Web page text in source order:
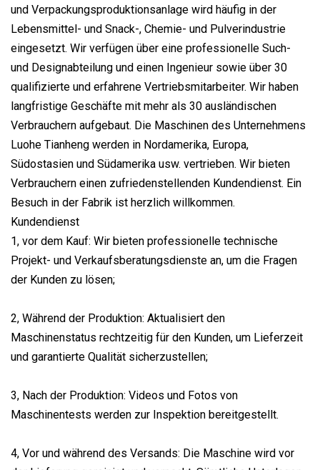
und Verpackungsproduktionsanlage wird häufig in der
Lebensmittel- und Snack-, Chemie- und Pulverindustrie
eingesetzt. Wir verfügen über eine professionelle Such-
und Designabteilung und einen Ingenieur sowie über 30
qualifizierte und erfahrene Vertriebsmitarbeiter. Wir haben
langfristige Geschäfte mit mehr als 30 ausländischen
Verbrauchern aufgebaut. Die Maschinen des Unternehmens
Luohe Tianheng werden in Nordamerika, Europa,
Südostasien und Südamerika usw. vertrieben. Wir bieten
Verbrauchern einen zufriedenstellenden Kundendienst. Ein
Besuch in der Fabrik ist herzlich willkommen.
Kundendienst
1, vor dem Kauf: Wir bieten professionelle technische
Projekt- und Verkaufsberatungsdienste an, um die Fragen
der Kunden zu lösen;
2, Während der Produktion: Aktualisiert den
Maschinenstatus rechtzeitig für den Kunden, um Lieferzeit
und garantierte Qualität sicherzustellen;
3, Nach der Produktion: Videos und Fotos von
Maschinentests werden zur Inspektion bereitgestellt.
4, Vor und während des Versands: Die Maschine wird vor